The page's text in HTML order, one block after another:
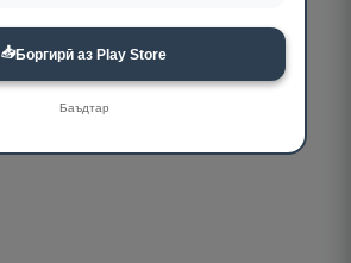
📥Боргирӣ аз Play Store
Баъдтар